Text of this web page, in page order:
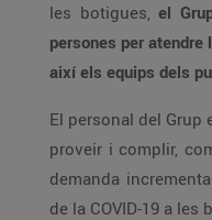
les botigues, el
persones per atendre
així els
El personal del Grup està
proveir i complir,
demanda